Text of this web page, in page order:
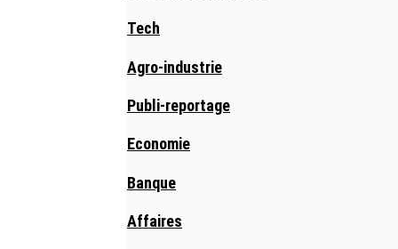
Tech
Agro-industrie
Publi-reportage
Economie
Banque
Affaires